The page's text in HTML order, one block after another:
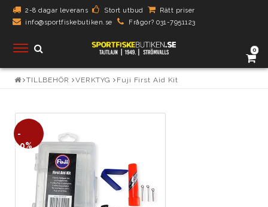
2-8 dagar leverans Stort utbud
Rätt priser
info@sportfiskebutiken.se
Frågor? 031-7951123
0
Toggle
navigation
TILLBEHÖR VERKTYG Fuji First Aid Kit
-
20%